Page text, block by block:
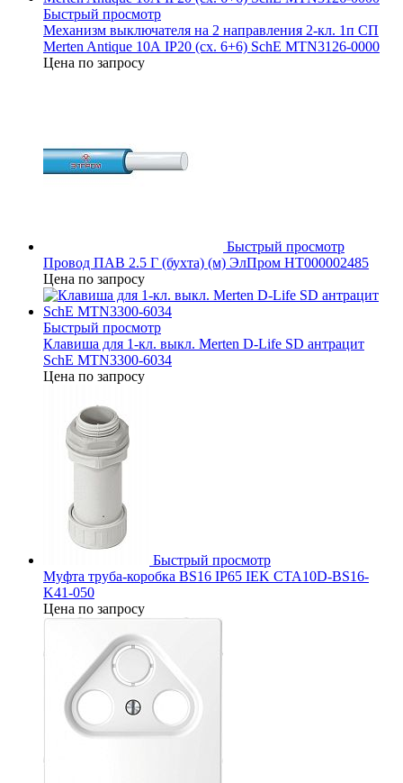
Быстрый просмотр
Механизм выключателя на 2 направления 2-кл. 1п СП
Merten Antique 10А IP20 (сх. 6+6) SchE MTN3126-0000
Цена по запросу
Быстрый просмотр
Провод ПАВ 2.5 Г (бухта) (м) ЭлПром НТ000002485
Цена по запросу
Быстрый просмотр
Клавиша для 1-кл. выкл. Merten D-Life SD антрацит
SchE MTN3300-6034
Цена по запросу
Быстрый просмотр
Муфта труба-коробка BS16 IP65 IEK CTA10D-BS16-
K41-050
Цена по запросу